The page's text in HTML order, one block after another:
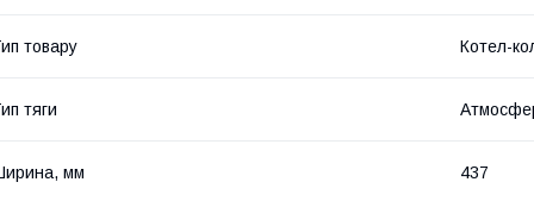
товару Котел-
тяги
мм 437